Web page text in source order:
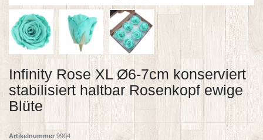
Infinity Rose XL Ø6-7cm konserviert
stabilisiert haltbar Rosenkopf ewige
Blüte
Artikelnummer 9904